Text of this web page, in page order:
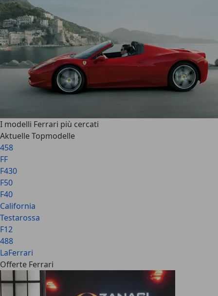
I modelli Ferrari più cercati
Aktuelle Topmodelle
458
FF
F430
F50
F40
California
Testarossa
F12
488
LaFerrari
Offerte Ferrari